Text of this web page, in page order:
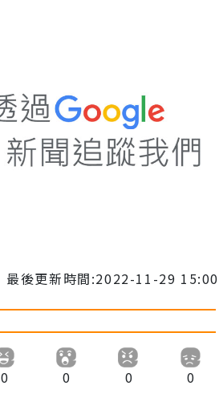
最後更新時間:2022-11-29 15:00
0 0 0 0